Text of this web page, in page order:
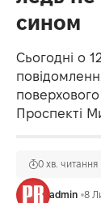
сином
Сьогодні о
Проспекті
admin 8
0 хв. читання